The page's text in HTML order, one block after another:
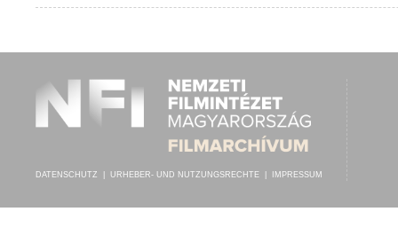
DATENSCHUTZ URHEBER- UND NUTZUNGSRECHTE IMPRESSUM